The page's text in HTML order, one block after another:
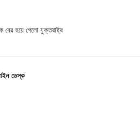
বের হয়ে গেলো যুক্তরাষ্ট্র
ডেস্ক